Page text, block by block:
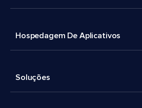
Hospedagem De Aplicativos
Soluções